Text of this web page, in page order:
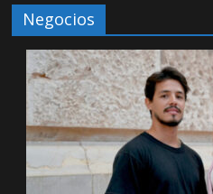
Negocios